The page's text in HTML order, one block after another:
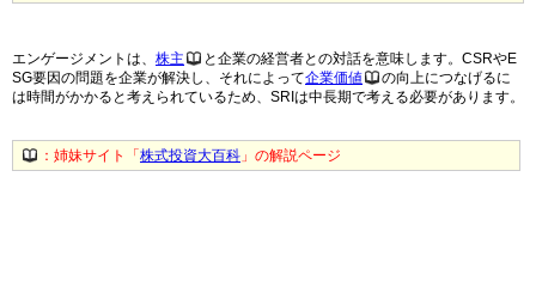
エンゲージメントは、 株主
と企業の経営者との対話を意味します。CSRやE
SG要因の問題を企業が解決し、それによって企業価値
の向上につなげるに
は時間がかかると考えられているため、SRIは中長期で考える必要があります。
：姉妹サイト「 株式投資大百科 」の解説ページ